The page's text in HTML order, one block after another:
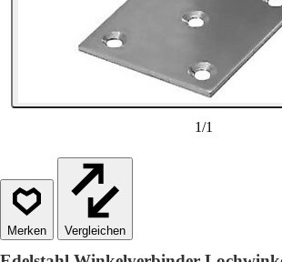
1/1
Vergleichen